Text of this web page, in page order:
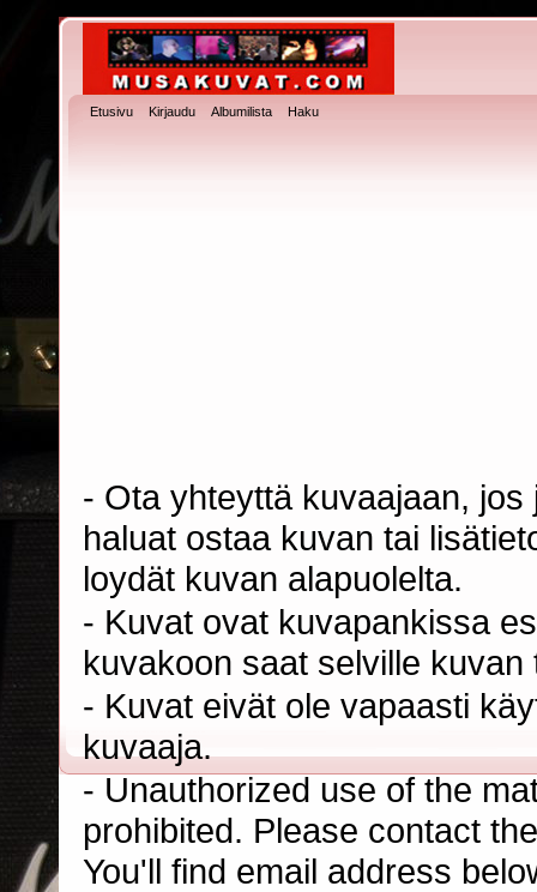
Etusivu Kirjaudu Albumilista Haku
- Ota yhteyttä kuvaajaan,
haluat ostaa kuvan tai
loydät kuvan alapuolelta.
- Kuvat ovat kuvapankissa
kuvakoon saat selville
- Kuvat eivät ole vapaasti
kuvaaja.
- Unauthorized use of the
prohibited. Please contact
You'll find email address